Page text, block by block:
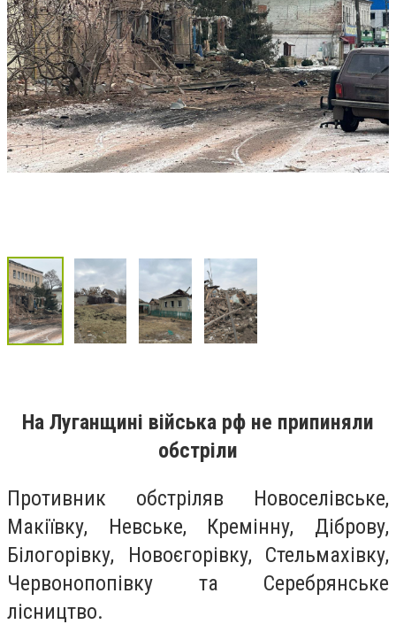
На Луганщині війська рф не припиняли
обстріли
Противник обстріляв Новоселівське,
Макіївку, Невське, Кремінну, Діброву,
Білогорівку, Новоєгорівку, Стельмахівку,
Червонопопівку та Серебрянське
лісництво.